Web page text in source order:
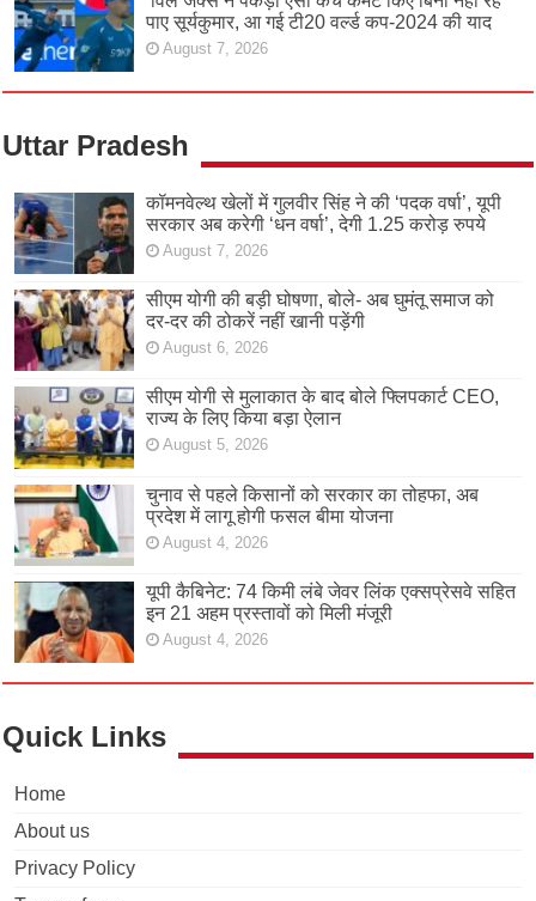
पाए सूर्यकुमार, आ गई टी20 वर्ल्ड कप-2024 की याद
August 7, 2026
Uttar Pradesh
कॉमनवेल्थ खेलों में गुलवीर सिंह ने की ‘पदक वर्षा’, यूपी
सरकार अब करेगी ‘धन वर्षा’, देगी 1.25 करोड़ रुपये
August 7, 2026
सीएम योगी की बड़ी घोषणा, बोले- अब घुमंतू समाज को
दर-दर की ठोकरें नहीं खानी पड़ेंगी
August 6, 2026
सीएम योगी से मुलाकात के बाद बोले फ्लिपकार्ट CEO,
राज्य के लिए किया बड़ा ऐलान
August 5, 2026
चुनाव से पहले किसानों को सरकार का तोहफा, अब
प्रदेश में लागू होगी फसल बीमा योजना
August 4, 2026
यूपी कैबिनेट: 74 किमी लंबे जेवर लिंक एक्सप्रेसवे सहित
इन 21 अहम प्रस्तावों को मिली मंजूरी
August 4, 2026
Quick Links
Home
About us
Privacy Policy